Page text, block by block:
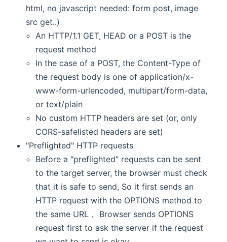
html, no javascript needed: form post, image
src get..)
An HTTP/1.1 GET, HEAD or a POST is the
request method
In the case of a POST, the Content-Type of
the request body is one of application/x-
www-form-urlencoded, multipart/form-data,
or text/plain
No custom HTTP headers are set (or, only
CORS-safelisted headers are set)
"Preflighted" HTTP requests
Before a "preflighted" requests can be sent
to the target server, the browser must check
that it is safe to send, So it first sends an
HTTP request with the OPTIONS method to
the same URL， Browser sends OPTIONS
request first to ask the server if the request